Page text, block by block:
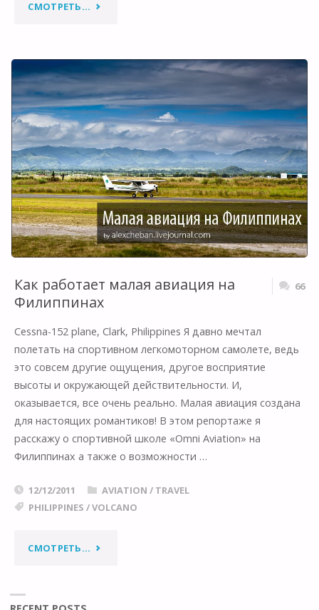
СМОТРЕТЬ... "ПОЛЕТ
КРАТЕРОМ
ВУЛКАНА
ПИНАТУБО"
Как работает малая авиация на
Филиппинах
66
Cessna-152 plane, Clark, Philippines Я давно мечтал
полетать на спортивном легкомоторном самолете, ведь
это совсем другие ощущения, другое восприятие
высоты и окружающей действительности. И,
оказывается, все очень реально. Малая авиация создана
для настоящих романтиков! В этом репортаже я
расскажу о спортивной школе «Omni Aviation» на
Филиппинах а также о возможности …
12/12/2011 AVIATION / TRAVEL
PHILIPPINES /VOLCANO
СМОТРЕТЬ... "КАК